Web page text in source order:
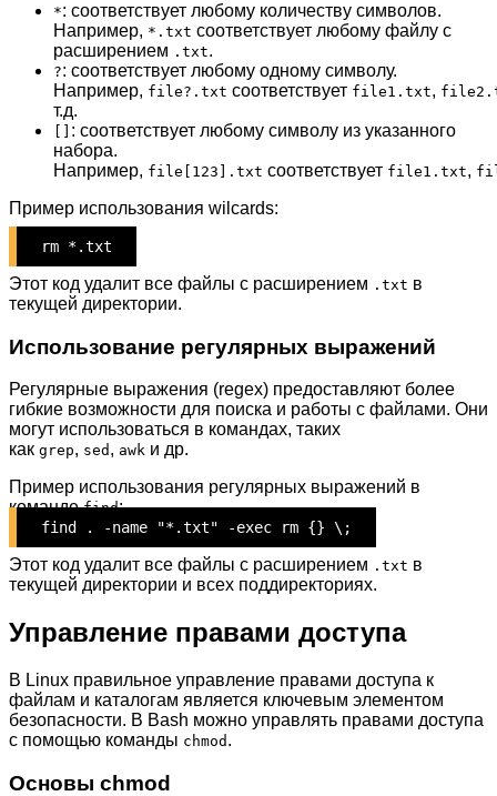
*: соответствует любому количеству символов.
Например, *.txt соответствует любому файлу с
расширением .txt.
?: соответствует любому одному символу.
Например, file?.txt соответствует file1.txt,
т.д.
: соответствует любому символу из указанного
набора.
Например, file[123].txt соответствует file1.txt,
Пример использования wilcards:
rm *.txt
Этот код удалит все файлы с расширением .txt в
текущей директории.
Использование регулярных выражений
Регулярные выражения (regex) предоставляют более
гибкие возможности для поиска и работы с файлами. Они
могут использоваться в командах, таких
как grep, sed , awk и др.
Пример использования регулярных выражений в
командеfind:
find . -name "*.txt" -exec rm {} \;
Этот код удалит все файлы с расширением .txt в
текущей директории и всех поддиректориях.
Управление правами доступа
В Linux правильное управление правами доступа к
файлам и каталогам является ключевым элементом
безопасности. В Bash можно управлять правами доступа
с помощью команды chmod .
Основы chmod